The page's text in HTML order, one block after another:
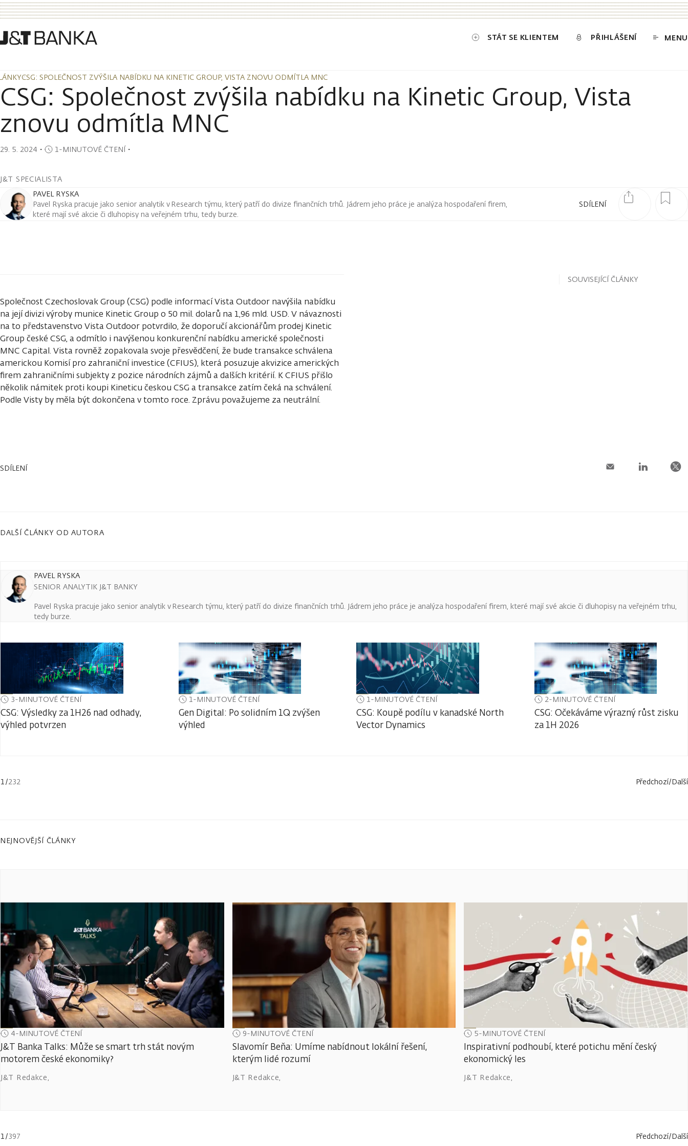
STÁT SE KLIENTEM PŘIHLÁŠENÍ MENU
CSG: SPOLEČNOST ZVÝŠILA NABÍDKU NA KINETIC GROUP, VISTA ZNOVU ODMÍTLA MNC
CSG: SPOLEČNOST ZVÝŠILA NABÍDKU NA KINETIC GROUP, VISTA ZNOVU ODMÍTLA MNC
CSG: Společnost zvýšila nabídku na Kinetic Group, Vista
znovu odmítla MNC
29. 5. 2024 ・ 1-MINUTOVÉ ČTENÍ・
J&T SPECIALISTA
SDÍLENÍ
PAVEL RYSKA
Pavel Ryska pracuje jako senior analytik v Research týmu, který patří do divize finančních trhů. Jádrem jeho práce je analýza hospodaření firem,
které mají své akcie či dluhopisy na veřejném trhu, tedy burze.
Společnost Czechoslovak Group (CSG) podle informací Vista Outdoor navýšila nabídku
na její divizi výroby munice Kinetic Group o 50 mil. dolarů na 1,96 mld. USD. V návaznosti
na to představenstvo Vista Outdoor potvrdilo, že doporučí akcionářům prodej Kinetic
Group české CSG, a odmítlo i navýšenou konkurenční nabídku americké společnosti
MNC Capital. Vista rovněž zopakovala svoje přesvědčení, že bude transakce schválena
americkou Komisí pro zahraniční investice (CFIUS), která posuzuje akvizice amerických
firem zahraničními subjekty z pozice národních zájmů a dalších kritérií. K CFIUS přišlo
několik námitek proti koupi Kineticu českou CSG a transakce zatím čeká na schválení.
Podle Visty by měla být dokončena v tomto roce. Zprávu považujeme za neutrální.
SOUVISEJÍCÍ ČLÁNKY
SDÍLENÍ
DALŠÍ ČLÁNKY OD AUTORA
PAVEL RYSKA
SENIOR ANALYTIK J&T BANKY
Pavel Ryska pracuje jako senior analytik v Research týmu, který patří do divize finančních trhů. Jádrem jeho práce je analýza hospodaření firem, které mají své akcie či dluhopisy na veřejném trhu,
tedy burze.
3-MINUTOVÉ ČTENÍ
CSG: Výsledky za 1H26 nad odhady,
výhled potvrzen
1-MINUTOVÉ ČTENÍ
Gen Digital: Po solidním 1Q zvýšen
výhled
1-MINUTOVÉ ČTENÍ
CSG: Koupě podílu v kanadské North
Vector Dynamics
2-MINUTOVÉ ČTENÍ
CSG: Očekáváme výrazný růst zisku
za 1H 2026
1 /232 Předchozí/Další
NEJNOVĚJŠÍ ČLÁNKY
4-MINUTOVÉ ČTENÍ
J&T Banka Talks: Může se smart trh stát novým
motorem české ekonomiky?
J&T Redakce,
9-MINUTOVÉ ČTENÍ
Slavomír Beňa: Umíme nabídnout lokální řešení,
kterým lidé rozumí
J&T Redakce,
5-MINUTOVÉ ČTENÍ
Inspirativní podhoubí, které potichu mění český
ekonomický les
J&T Redakce,
1/397 Předchozí/Další